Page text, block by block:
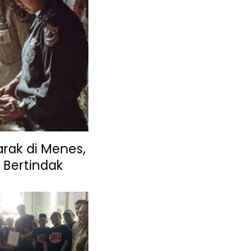
di Menes,
Bertindak